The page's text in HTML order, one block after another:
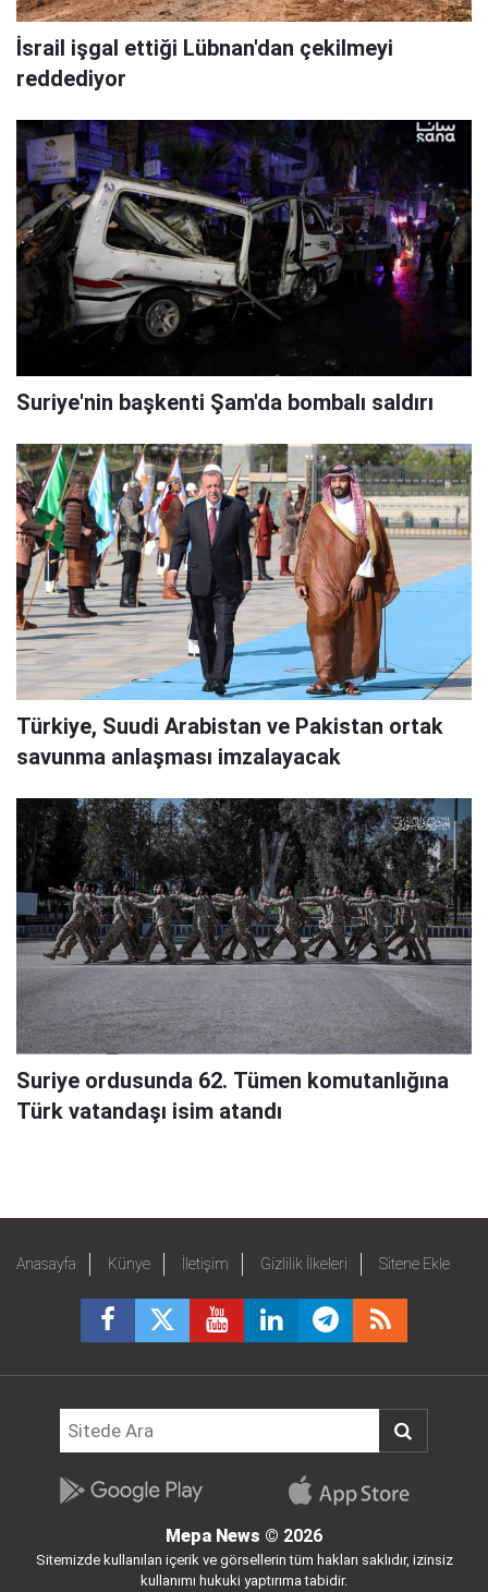
İsrail işgal ettiği Lübnan'dan çekilmeyi
reddediyor
Suriye'nin başkenti Şam'da bombalı saldırı
Türkiye, Suudi Arabistan ve Pakistan ortak
savunma anlaşması imzalayacak
Suriye ordusunda 62. Tümen komutanlığına
Türk vatandaşı isim atandı
Anasayfa Künye İletişim Gizlilik İlkeleri Sitene Ekle
Mepa News © 2026
Sitemizde kullanılan içerik ve görsellerin tüm hakları saklıdır, izinsiz
kullanımı hukuki yaptırıma tabidir.